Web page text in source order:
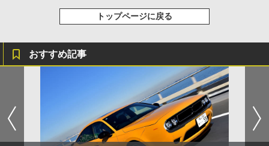
トップページに戻る
おすすめ記事